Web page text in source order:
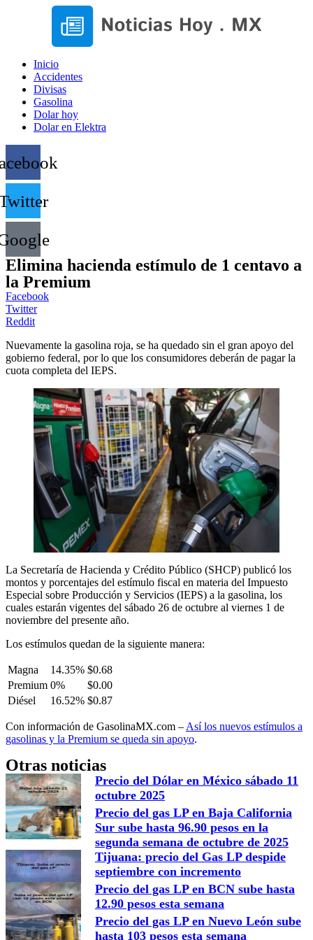
Inicio
Accidentes
Divisas
Gasolina
Dolar hoy
Dolar en Elektra
Elimina hacienda estímulo de 1 centavo a
la Premium
Facebook
Twitter
Reddit
Nuevamente la gasolina roja, se ha quedado sin el gran apoyo del
gobierno federal, por lo que los consumidores deberán de pagar la
cuota completa del IEPS.
La Secretaría de Hacienda y Crédito Público (SHCP) publicó los
montos y porcentajes del estímulo fiscal en materia del Impuesto
Especial sobre Producción y Servicios (IEPS) a la gasolina, los
cuales estarán vigentes del sábado 26 de octubre al viernes 1 de
noviembre del presente año.
Los estímulos quedan de la siguiente manera:
Magna 14.35% $0.68
Premium 0%
$0.00
Diésel
16.52% $0.87
Con información de GasolinaMX.com – Así los nuevos estímulos a
gasolinas y la Premium se queda sin apoyo.
Otras noticias
Precio del Dólar en México sábado 11
octubre 2025
Precio del gas LP en Baja California
Sur sube hasta 96.90 pesos en la
segunda semana de octubre de 2025
Tijuana: precio del Gas LP despide
septiembre con incremento
Precio del gas LP en BCN sube hasta
12.90 pesos esta semana
Precio del gas LP en Nuevo León sube
hasta 103 pesos esta semana